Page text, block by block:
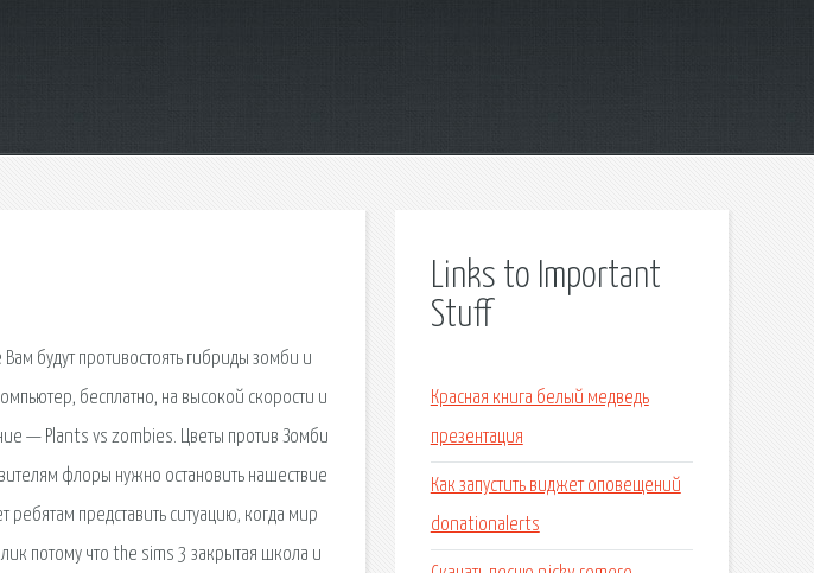
будут противостоять гибриды зомби и
бесплатно, на высокой скорости и
— Plants vs zombies. Цветы против Зомби
флоры нужно остановить нашествие
представить ситуацию, когда мир
потому что the sims 3 закрытая школа и
Links to Important
Stuff
Красная книга белый медведь
презентация
Как запустить виджет оповещений
donationalerts